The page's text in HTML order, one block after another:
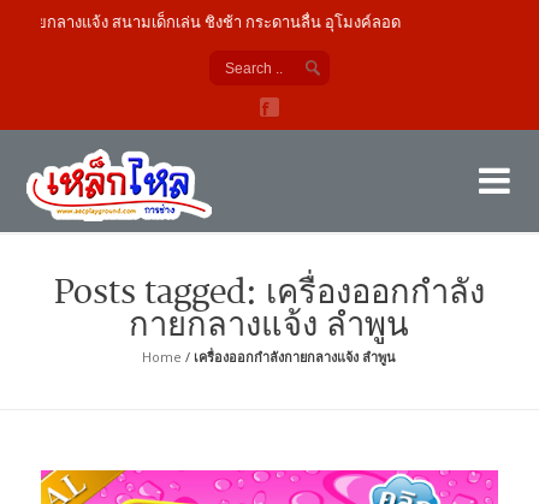
ยกลางแจ้ง สนามเด็กเล่น ชิงช้า กระดานลื่น อุโมงค์ลอด
Posts tagged: เครื่องออกกำลัง
กายกลางแจ้ง ลำพูน
Home / เครื่องออกกำลังกายกลางแจ้ง ลำพูน